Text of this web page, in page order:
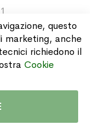
questo
marketing, anche
richiedono il
Cookie